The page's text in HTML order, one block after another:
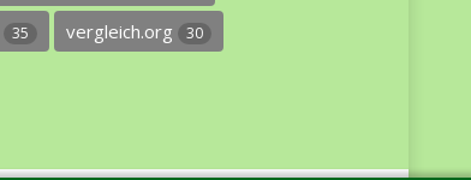
35 vergleich.org 30